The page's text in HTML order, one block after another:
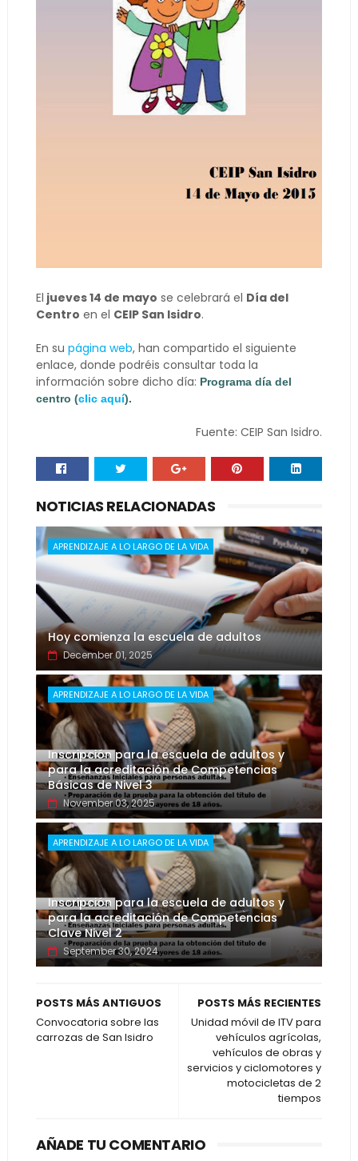
El jueves 14 de mayo se celebrará el Día del
Centro en el CEIP San Isidro.
En su página web, han compartido el siguiente
enlace, donde podréis consultar toda la
información sobre dicho día: Programa día del
centro (clic aquí).
Fuente: CEIP San Isidro.
NOTICIAS RELACIONADAS
APRENDIZAJE A LO LARGO DE LA VIDA
Hoy comienza la escuela de adultos
December 01, 2025
APRENDIZAJE A LO LARGO DE LA VIDA
Inscripción para la escuela de adultos y
para la acreditación de Competencias
Básicas de Nivel 3
November 03, 2025
APRENDIZAJE A LO LARGO DE LA VIDA
Inscripción para la escuela de adultos y
para la acreditación de Competencias
Clave Nivel 2
September 30, 2024
POSTS MÁS RECIENTES
Unidad móvil de ITV para
vehículos agrícolas,
vehículos de obras y
servicios y ciclomotores y
motocicletas de 2
tiempos
POSTS MÁS ANTIGUOS
Convocatoria sobre las
carrozas de San Isidro
AÑADE TU COMENTARIO